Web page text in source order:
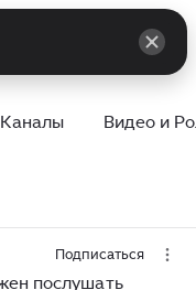
Каналы Видео и
Подписаться
послушать